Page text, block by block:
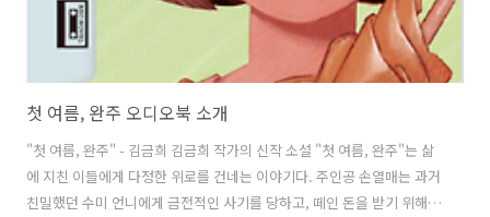
첫 여름, 완주 오디오북 소개
"첫 여름, 완주" - 김금희 김금희 작가의 신작 소설 "첫 여름, 완주"는 삶
에 지친 이들에게 다정한 위로를 건네는 이야기다. 주인공 손열매는 과거
친밀했던 수미 언니에게 금전적인 사기를 당하고, 떼인 돈을 받기 위해